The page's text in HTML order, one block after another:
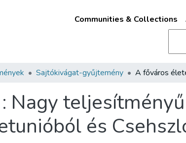
Communities & Collections
Sajtókivágat-gyűjtemény
Nagy
és